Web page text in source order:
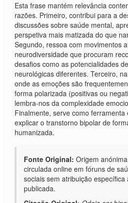
Esta frase mantém relevância
razões. Primeiro, contribui para a
discussões sobre saúde mental,
perspetiva mais matizada do que
Segundo, ressoa com movimentos
neurodiversidade que procuram
desafios como as potencialidades
neurológicas diferentes. Terceiro,
onde as emoções são
forma polarizada (positivas ou
lembra-nos da complexidade
Finalmente, serve como ferramenta
explicar o transtorno bipolar de
humanizada.
Fonte Original: Origem
circulada online em fóruns de
sociais sem atribuição específica
publicada.